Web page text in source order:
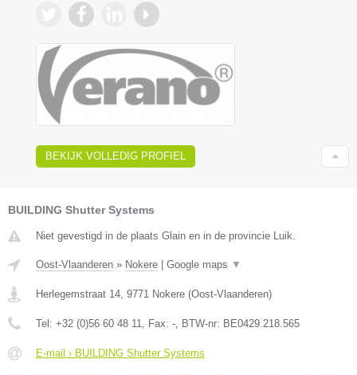
BEKIJK VOLLEDIG PROFIEL
BUILDING Shutter Systems
Niet gevestigd in de plaats Glain en in de provincie Luik.
Oost-Vlaanderen » Nokere Google maps ▼
Herlegemstraat 14 9771 Nokere (Oost-Vlaanderen)
Tel: +32 (0)56 60 48 11 , Fax: - , BTW-nr: BE0429.218.565
E-mail › BUILDING Shutter Systems